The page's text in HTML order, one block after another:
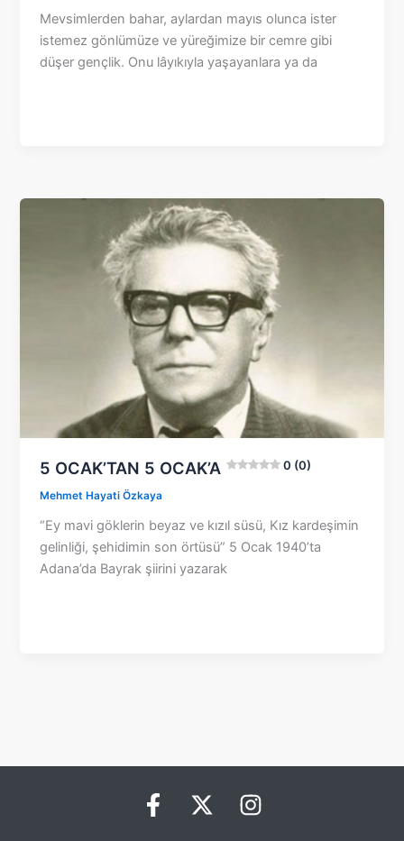
Mevsimlerden bahar, aylardan mayıs olunca ister
istemez gönlümüze ve yüreğimize bir cemre gibi
düşer gençlik. Onu lâyıkıyla yaşayanlara ya da
5 OCAK’TAN 5 OCAK’A 0 (0)
Mehmet Hayati Özkaya
“Ey mavi göklerin beyaz ve kızıl süsü, Kız kardeşimin
gelinliği, şehidimin son örtüsü” 5 Ocak 1940’ta
Adana’da Bayrak şiirini yazarak